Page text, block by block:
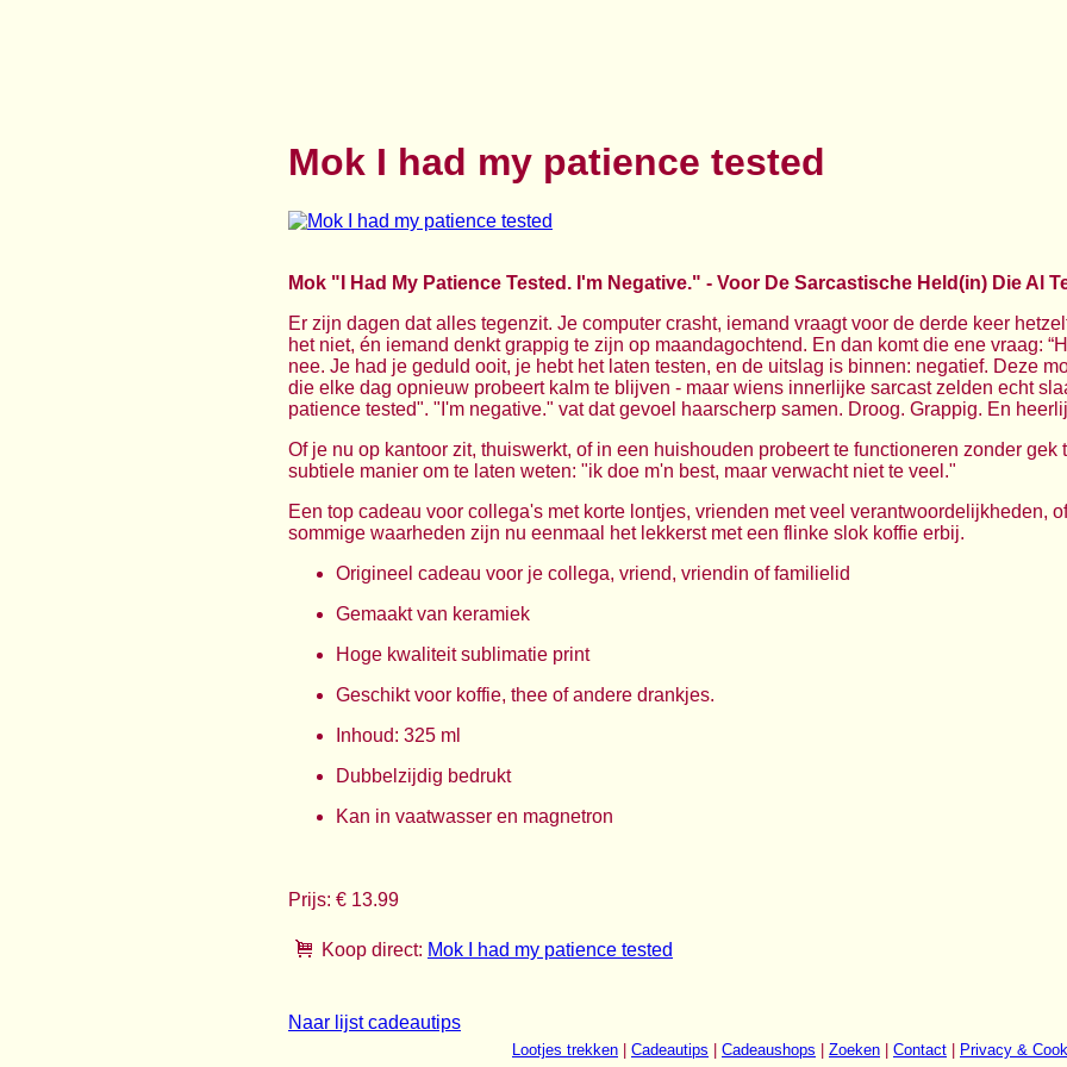
Mok I had my patience tested
Mok "I Had My Patience Tested. I'm Negative." - Voor De Sarcastische Held(in) Die Al
Er zijn dagen dat alles tegenzit. Je computer crasht, iemand vraagt voor de derde keer
het niet, én iemand denkt grappig te zijn op maandagochtend. En dan komt die ene vraag:
nee. Je had je geduld ooit, je hebt het laten testen, en de uitslag is binnen: negatief. Deze
die elke dag opnieuw probeert kalm te blijven - maar wiens innerlijke sarcast zelden echt
patience tested". "I'm negative." vat dat gevoel haarscherp samen. Droog. Grappig. En
Of je nu op kantoor zit, thuiswerkt, of in een huishouden probeert te functioneren zonder
subtiele manier om te laten weten: "ik doe m'n best, maar verwacht niet te veel."
Een top cadeau voor collega's met korte lontjes, vrienden met veel verantwoordelijkheden,
sommige waarheden zijn nu eenmaal het lekkerst met een flinke slok koffie erbij.
Origineel cadeau voor je collega, vriend, vriendin of familielid
Gemaakt van keramiek
Hoge kwaliteit sublimatie print
Geschikt voor koffie, thee of andere drankjes.
Inhoud: 325 ml
Dubbelzijdig bedrukt
Kan in vaatwasser en magnetron
Prijs: € 13.99
Koop direct: Mok I had my patience tested
Naar lijst cadeautips
Lootjes trekken Cadeautips Cadeaushops Zoeken Contact Privacy &